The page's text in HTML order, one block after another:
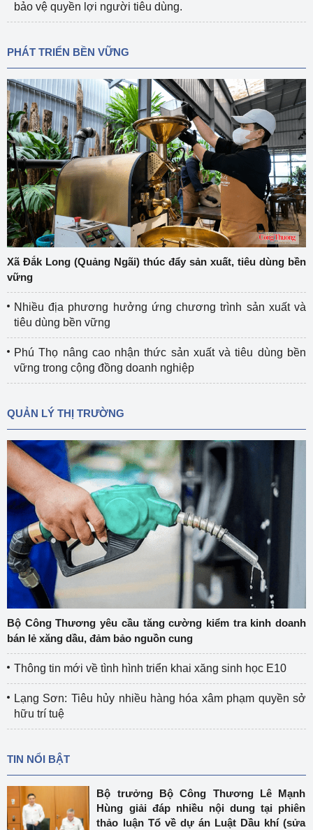
bảo vệ quyền lợi người tiêu dùng.
PHÁT TRIỂN BỀN VỮNG
Xã Đắk Long (Quảng Ngãi) thúc đẩy sản xuất, tiêu dùng bền
vững
Nhiều địa phương hưởng ứng chương trình sản xuất và
tiêu dùng bền vững
Phú Thọ nâng cao nhận thức sản xuất và tiêu dùng bền
vững trong cộng đồng doanh nghiệp
QUẢN LÝ THỊ TRƯỜNG
Bộ Công Thương yêu cầu tăng cường kiểm tra kinh doanh
bán lẻ xăng dầu, đảm bảo nguồn cung
Thông tin mới về tình hình triển khai xăng sinh học E10
Lạng Sơn: Tiêu hủy nhiều hàng hóa xâm phạm quyền sở
hữu trí tuệ
TIN NỔI BẬT
Bộ trưởng Bộ Công Thương Lê Mạnh
Hùng giải đáp nhiều nội dung tại phiên
thảo luận Tổ về dự án Luật Dầu khí (sửa